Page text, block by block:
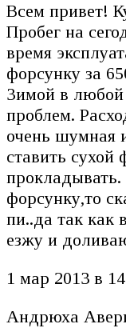
Всем привет!
Пробег на
время
форсунку за
Зимой в любой
проблем.
очень шумная
ставить
форсунку,то
пи..да так как
езжу и
1 мар 2013 в
Андрюха